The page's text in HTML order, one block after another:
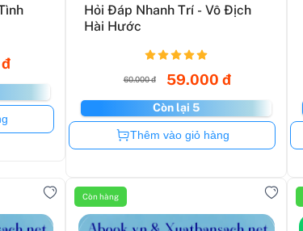
Hỏi Đáp Nhanh Trí - Vô Địch
Hài Hước
60.000 đ 59.000 đ
Còn lại 5
Còn hàng
Thêm vào giỏ hàng
Còn hàng